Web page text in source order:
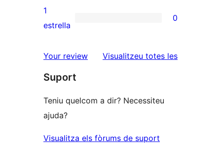
3
estrelles
valoracions
de
estrelles
0
de
estrelles
1
estrella
0
Your review Visualitzeu totes lesressenyes
Suport
Teniu quelcom a dir? Necessiteu
ajuda?
Visualitza els fòrums de suport